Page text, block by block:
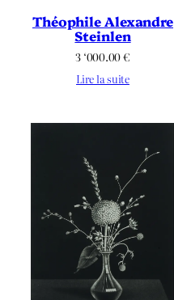
Théophile Alexandre
Steinlen
3 ‘000.00€
Lire la suite